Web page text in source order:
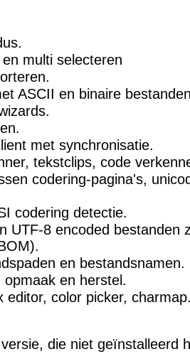
multi selecteren
ASCII en binaire
met synchronisatie.
tekstclips, code
codering-pagina's,
codering detectie.
UTF-8 encoded bestanden
en bestandsnamen.
opmaak en herstel.
editor, color picker,
die niet geïnstalleerd